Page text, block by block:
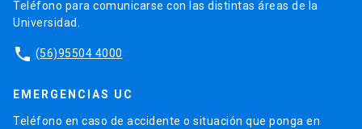
Teléfono para comunicarse con las distintas áreas de la
Universidad.
phone (56)95504 4000
EMERGENCIAS UC
Teléfono en caso de accidente o situación que ponga en